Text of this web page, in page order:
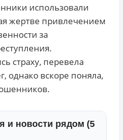
использовали
жертве привлечением
за
страху, перевела
однако вскоре поняла,
и новости рядом (5